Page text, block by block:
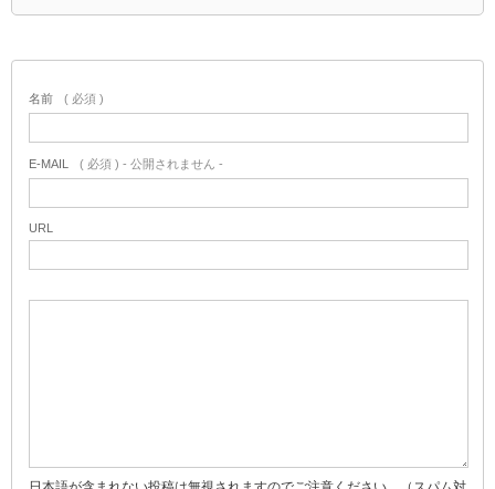
名前 ( 必須 )
E-MAIL ( 必須 ) - 公開されません -
URL